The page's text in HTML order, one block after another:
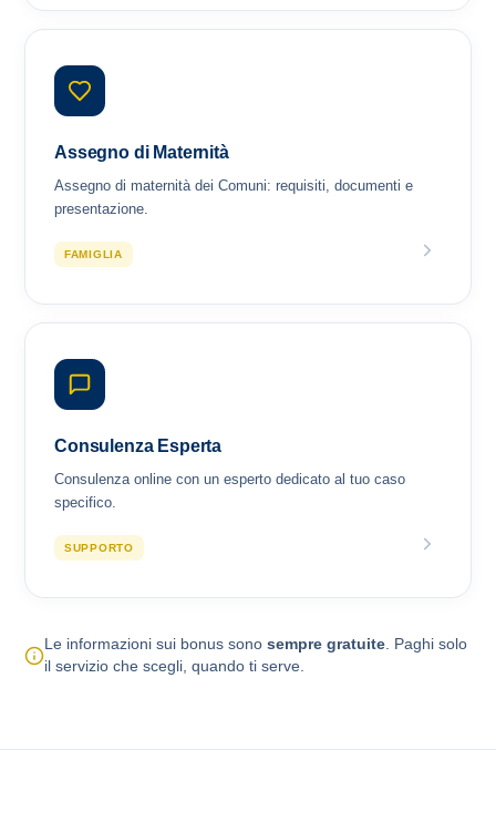
Assegno di Maternità
Assegno di maternità dei Comuni: requisiti, documenti e
presentazione.
FAMIGLIA
Consulenza Esperta
Consulenza online con un esperto dedicato al tuo caso
specifico.
SUPPORTO
Le informazioni sui bonus sono sempre gratuite. Paghi solo
il servizio che scegli, quando ti serve.